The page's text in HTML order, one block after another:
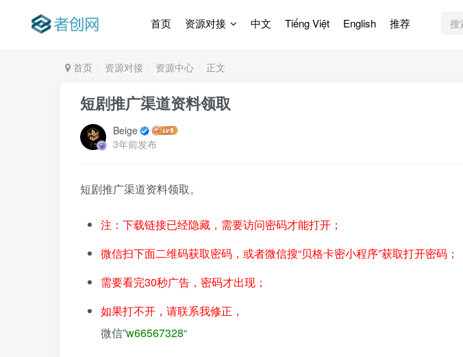
首页 资源对接 中文 Tiếng Việt English 推荐
首页 资源对接 资源中心 正文
短剧推广渠道资料领取
Beige
3年前发布
短剧推广渠道资料领取。
注：下载链接已经隐藏，需要访问密码才能打开；
微信扫下面二维码获取密码，或者微信搜“贝格卡密小程序”获取打开密码；
需要看完30秒广告，密码才出现；
如果打不开，请联系我修正，
微信”w66567328“